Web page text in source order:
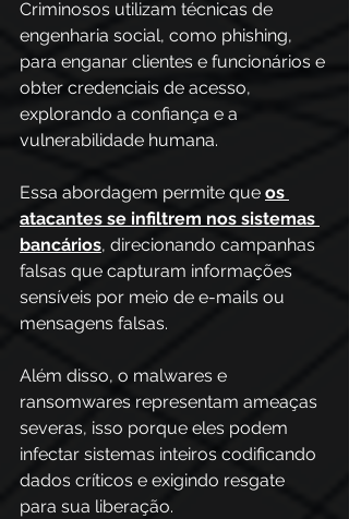
Criminosos utilizam técnicas de
engenharia social, como phishing,
para enganar clientes e funcionários e
obter credenciais de acesso,
explorando a confiança e a
vulnerabilidade humana.
Essa abordagem permite que os
atacantes se infiltrem nos sistemas
bancários, direcionando campanhas
falsas que capturam informações
sensíveis por meio de e-mails ou
mensagens falsas.
Além disso, o malwares e
ransomwares representam ameaças
severas, isso porque eles podem
infectar sistemas inteiros codificando
dados críticos e exigindo resgate
para sua liberação.